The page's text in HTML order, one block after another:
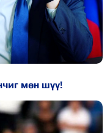
мөн шүү!